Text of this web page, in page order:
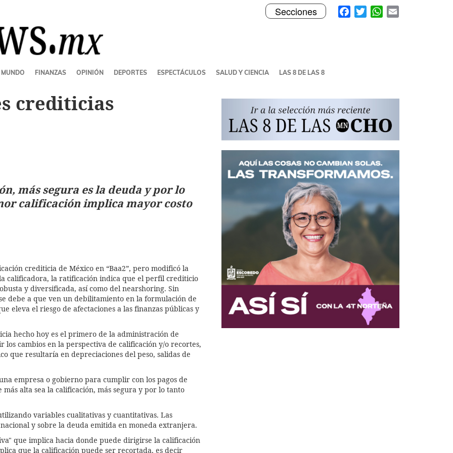
Facebook
TwitterWhatsApp
Toggle
navigation
Secciones
MUNDO FINANZAS OPINIÓN DEPORTES ESPECTÁCULOS SALUD Y CIENCIA LAS 8 DE LAS 8
crediticias
más segura es la deuda y por lo
calificación implica mayor costo
crediticia de México en “Baa2”, pero modificó la
calificadora, la ratificación indica que el perfil crediticio
y diversificada, así como del nearshoring. Sin
debe a que ven un debilitamiento en la formulación de
eleva el riesgo de afectaciones a las finanzas públicas y
hecho hoy es el primero de la administración de
los cambios en la perspectiva de calificación y/o recortes,
que resultaría en depreciaciones del peso, salidas de
empresa o gobierno para cumplir con los pagos de
alta sea la calificación, más segura y por lo tanto
variables cualitativas y cuantitativas. Las
y sobre la deuda emitida en moneda extranjera.
que implica hacia donde puede dirigirse la calificación
que la calificación puede ser recortada, es decir